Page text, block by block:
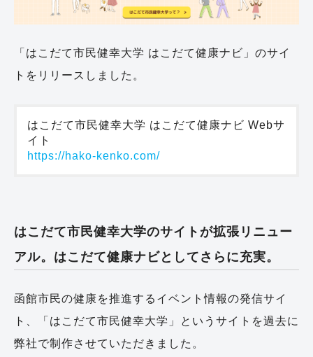
「はこだて市民健幸大学 はこだて健康ナビ」のサイ
トをリリースしました。
はこだて市民健幸大学 はこだて健康ナビ Webサ
https://hako-kenko.com/
はこだて市民健幸大学のサイトが拡張リニュー
アル。はこだて健康ナビとしてさらに充実。
函館市民の健康を推進するイベント情報の発信サイ
ト、「はこだて市民健幸大学」というサイトを過去に
弊社で制作させていただきました。